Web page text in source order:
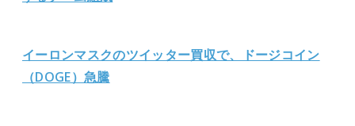
イーロンマスクのツイッター買収で、ドージコイン
（DOGE）急騰